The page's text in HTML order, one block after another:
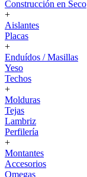
Construcción en Seco
+
Aislantes
Placas
+
Enduídos / Masillas
Yeso
Techos
+
Molduras
Tejas
Lambriz
Perfilería
+
Montantes
Accesorios
Omegas